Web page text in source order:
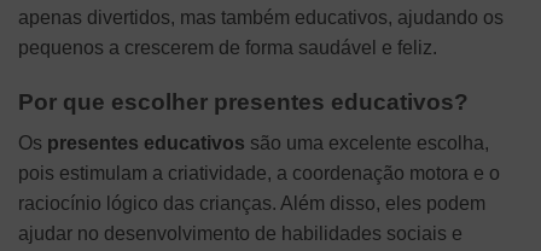
apenas divertidos, mas também educativos, ajudando os
pequenos a crescerem de forma saudável e feliz.
Por que escolher presentes educativos?
Os presentes educativos são uma excelente escolha,
pois estimulam a criatividade, a coordenação motora e o
raciocínio lógico das crianças. Além disso, eles podem
ajudar no desenvolvimento de habilidades sociais e